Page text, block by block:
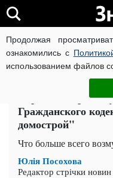
Продолжая
ознакомились с
использованием файлов
ВОЙНА РОССИИ
Украинцы
Гражданского
домострой"
Что больше всего
Юлія Посохова
Редактор стрічки новин